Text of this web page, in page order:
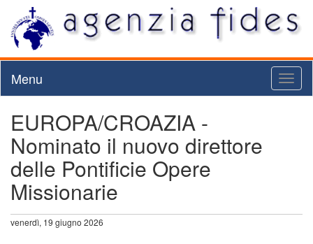
Menu
EUROPA/CROAZIA -
Nominato il nuovo direttore
delle Pontificie Opere
Missionarie
venerdì, 19 giugno 2026